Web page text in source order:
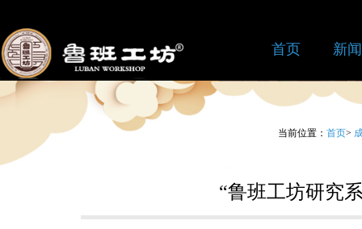
首页 新
当前位置： 首页>
“鲁班工坊研究